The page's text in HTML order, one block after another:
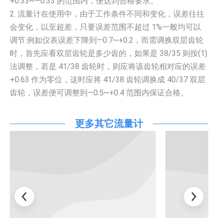
2. 流量计在使用中，由于工作条件不同和变化，误差往往
会变化，以至超差，只要误差范围不超过 1%一般均可以
调节.例如仪表误差下降到—0.7~+0.2，而需调换双层齿轮
时，首先应看双层齿轮是多少齿的，如果是 38/35 则按(1)
法调整，若是 41/38 齿轮时，则应将该齿轮相对应的误差
+0.63 作为零位，这时应将 41/38 齿轮调换成 40/37 双层
齿轮，误差便可调整到—0.5~+0.4 范围内保证合格。
更多其它流量计